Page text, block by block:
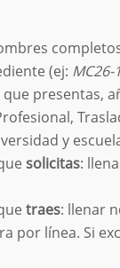
(ej: MC26-
que presentas,
y
solicitas:
traes: llenar
por línea. Si